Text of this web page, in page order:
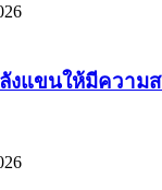
งแขนให้มีความ